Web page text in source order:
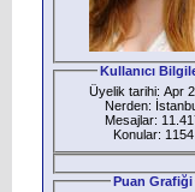
Kullanıcı
Üyelik tarihi: Apr
Nerden:
Mesajlar:
Konular: 1154
Puan Grafiği